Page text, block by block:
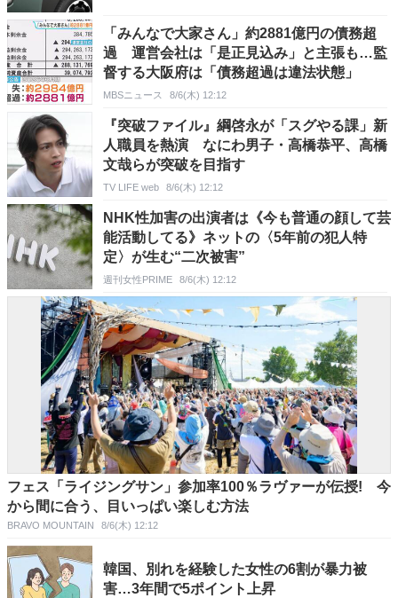
「みんなで大家さん」約2881億円の債務超
過 運営会社は「是正見込み」と主張も…監
督する大阪府は「債務超過は違法状態」
MBSニュース 8/6(木) 12:12
『突破ファイル』綱啓永が「スグやる課」新
人職員を熱演 なにわ男子・高橋恭平、高橋
文哉らが突破を目指す
TV LIFE web 8/6(木) 12:12
NHK性加害の出演者は《今も普通の顔して芸
能活動してる》ネットの〈5年前の犯人特
定〉が生む“二次被害”
週刊女性PRIME 8/6(木) 12:12
フェス「ライジングサン」参加率100％ラヴァーが伝授! 今
から間に合う、目いっぱい楽しむ方法
BRAVO MOUNTAIN 8/6(木) 12:12
韓国、別れを経験した女性の6割が暴力被
害…3年間で5ポイント上昇